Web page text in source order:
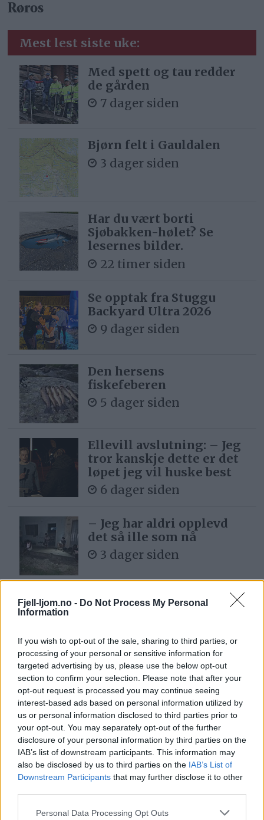
Fjell-ljom.no - Do Not Process My Personal
Information
If you wish to opt-out of the sale, sharing to third parties, or
processing of your personal or sensitive information for
targeted advertising by us, please use the below opt-out
section to confirm your selection. Please note that after your
opt-out request is processed you may continue seeing
interest-based ads based on personal information utilized by
us or personal information disclosed to third parties prior to
your opt-out. You may separately opt-out of the further
disclosure of your personal information by third parties on the
IAB’s list of downstream participants. This information may
also be disclosed by us to third parties on the IAB’s List of
Downstream Participants that may further disclose it to other
Personal Data Processing Opt Outs
Røros
Mest lest siste uke:
Med spett og tau redder
de gården
7 dager siden
Bjørn felt i Gauldalen
3 dager siden
Har du vært borti
Sjøbakken-hølet? Se
lesernes bilder.
22 timer siden
Se opptak fra Stuggu
Backyard Ultra 2026
9 dager siden
Den hersens
fiskefeberen
5 dager siden
Ellevill avslutning: – Jeg
tror kanskje dette er det
løpet jeg vil huske best
6 dager siden
– Jeg har aldri opplevd
det så ille som nå
3 dager siden
– Nå har det gått for
langt
Lea tar over Røros
Kunstformidling i
august
3 dager siden
– Vi er fornøyde, men
det kunne ha gått bedre
2 dager siden